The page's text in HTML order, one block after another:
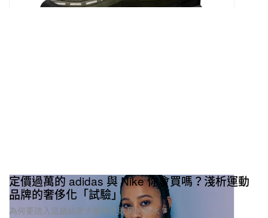
定價過萬的 adidas 與 Nike 你會買嗎？淺析運動
品牌的奢侈化「試驗」
為何要踏入這趟結果大概率是敗局的渾水？